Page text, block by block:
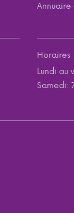
Annuaire
Horaires
Lundi au
Samedi: